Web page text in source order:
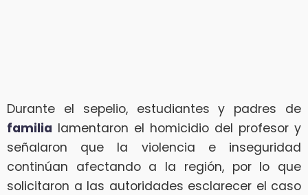
Durante el sepelio, estudiantes y padres de
familia lamentaron el homicidio del profesor y
señalaron que la violencia e inseguridad
continúan afectando a la región, por lo que
solicitaron a las autoridades esclarecer el caso